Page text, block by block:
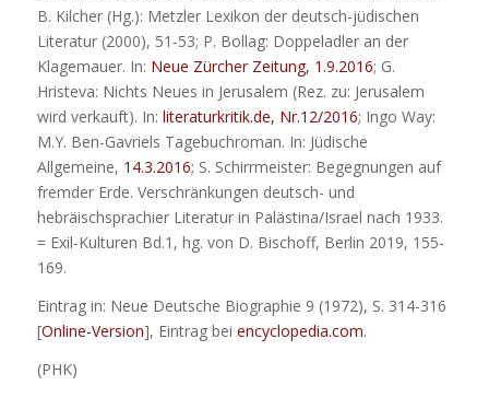
B. Kilcher (Hg.): Metzler Lexikon der deutsch-jüdischen
Literatur (2000), 51-53; P. Bollag: Doppeladler an der
Klagemauer. In: Neue Zürcher Zeitung, 1.9.2016; G.
Hristeva: Nichts Neues in Jerusalem (Rez. zu: Jerusalem
wird verkauft). In: literaturkritik.de, Nr.12/2016; Ingo Way:
M.Y. Ben-Gavriels Tagebuchroman. In: Jüdische
Allgemeine, 14.3.2016; S. Schirrmeister: Begegnungen auf
fremder Erde. Verschränkungen deutsch- und
hebräischsprachier Literatur in Palästina/Israel nach 1933.
= Exil-Kulturen Bd.1, hg. von D. Bischoff, Berlin 2019, 155-
169.
Eintrag in: Neue Deutsche Biographie 9 (1972), S. 314-316
[Online-Version], Eintrag bei encyclopedia.com.
(PHK)